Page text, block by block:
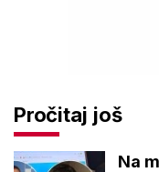
Pročitaj još
Na